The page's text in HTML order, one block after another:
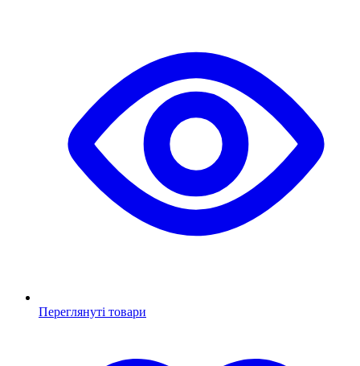
Переглянуті товари